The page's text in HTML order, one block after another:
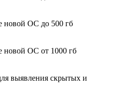
новой ОС до 500 гб
новой ОС от 1000 гб
выявления скрытых и